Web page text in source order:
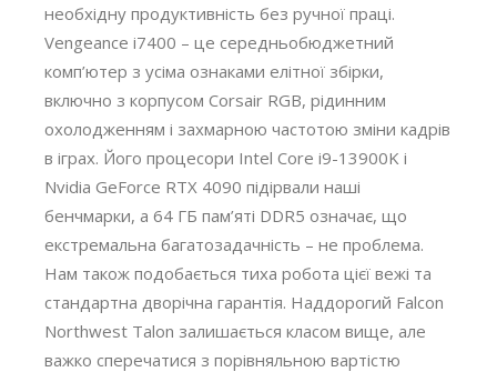
необхідну продуктивність без ручної праці.
Vengeance i7400 – це середньобюджетний
комп’ютер з усіма ознаками елітної збірки,
включно з корпусом Corsair RGB, рідинним
охолодженням і захмарною частотою зміни кадрів
в іграх. Його процесори Intel Core i9-13900K і
Nvidia GeForce RTX 4090 підірвали наші
бенчмарки, а 64 ГБ пам’яті DDR5 означає, що
екстремальна багатозадачність – не проблема.
Нам також подобається тиха робота цієї вежі та
стандартна дворічна гарантія. Наддорогий Falcon
Northwest Talon залишається класом вище, але
важко сперечатися з порівняльною вартістю